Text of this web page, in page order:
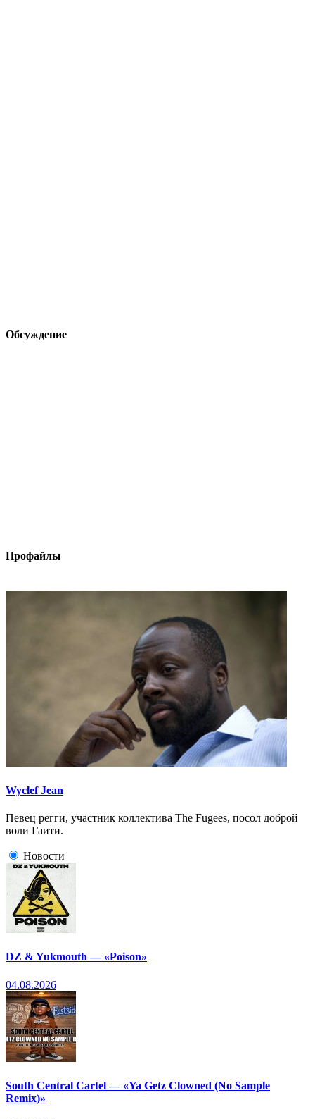
Обсуждение
Профайлы
Wyclef Jean
Певец регги, участник коллектива The Fugees, посол доброй
воли Гаити.
Новости
DZ & Yukmouth — «Poison»
04.08.2026
South Central Cartel — «Ya Getz Clowned (No Sample
Remix)»